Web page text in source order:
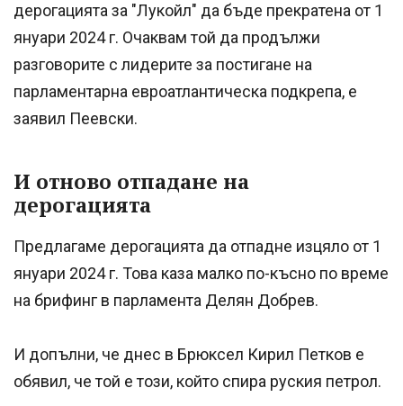
дерогацията за "Лукойл" да бъде прекратена от 1
януари 2024 г. Очаквам той да продължи
разговорите с лидерите за постигане на
парламентарна евроатлантическа подкрепа, е
заявил Пеевски.
И отново отпадане на
дерогацията
Предлагаме дерогацията да отпадне изцяло от 1
януари 2024 г. Това каза малко по-късно по време
на брифинг в парламента Делян Добрев.
И допълни, че днес в Брюксел Кирил Петков е
обявил, че той е този, който спира руския петрол.